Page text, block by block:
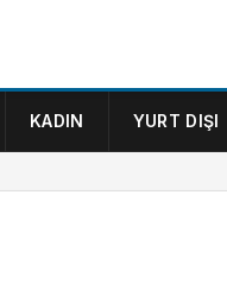
KADIN YURT DIŞI